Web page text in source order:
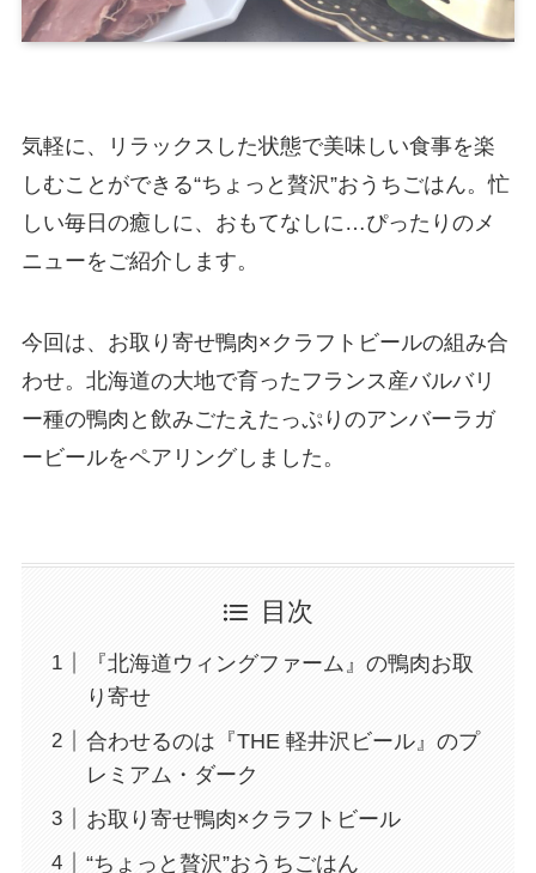
気軽に、リラックスした状態で美味しい食事を楽
しむことができる“ちょっと贅沢”おうちごはん。忙
しい毎日の癒しに、おもてなしに…ぴったりのメ
ニューをご紹介します。
今回は、お取り寄せ鴨肉×クラフトビールの組み合
わせ。北海道の大地で育ったフランス産バルバリ
ー種の鴨肉と飲みごたえたっぷりのアンバーラガ
ービールをペアリングしました。
目次
『北海道ウィングファーム』の鴨肉お取
り寄せ
合わせるのは『THE 軽井沢ビール』のプ
レミアム・ダーク
お取り寄せ鴨肉×クラフトビール
“ちょっと贅沢”おうちごはん